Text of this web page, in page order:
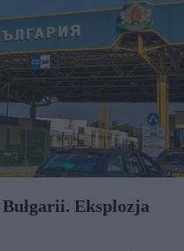
Eksplozja